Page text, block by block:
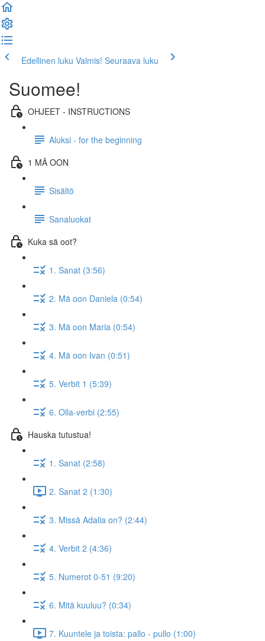
Edellinen luku Valmis! Seuraava luku
Suomee!
OHJEET - INSTRUCTIONS
Aluksi - for the beginning
1 MÄ OON
Sisältö
Sanaluokat
Kuka sä oot?
1. Sanat (3:56)
2. Mä oon Daniela (0:54)
3. Mä oon Maria (0:54)
4. Mä oon Ivan (0:51)
5. Verbit 1 (5:39)
6. Olla-verbi (2:55)
Hauska tutustua!
1. Sanat (2:58)
2. Sanat 2 (1:30)
3. Missä Adalia on? (2:44)
4. Verbit 2 (4:36)
5. Numerot 0-51 (9:20)
6. Mitä kuuluu? (0:34)
7. Kuuntele ja toista: pallo - pullo (1:00)